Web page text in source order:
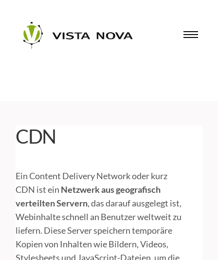
CDN
Ein Content Delivery Network oder kurz
CDN ist ein Netzwerk aus geografisch
verteilten Servern, das darauf ausgelegt ist,
Webinhalte schnell an Benutzer weltweit zu
liefern. Diese Server speichern temporäre
Kopien von Inhalten wie Bildern, Videos,
Stylesheets und JavaScript-Dateien, um die